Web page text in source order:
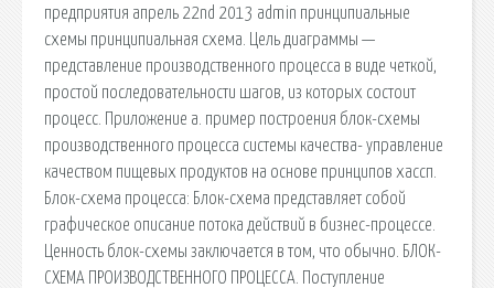
предприятия апрель 22nd 2013 admin принципиальные
схемы принципиальная схема. Цель диаграммы —
представление производственного процесса в виде четкой,
простой последовательности шагов, из которых состоит
процесс. Приложение а. пример построения блок-схемы
производственного процесса системы качества- управление
качеством пищевых продуктов на основе принципов хассп.
Блок-схема процесса: Блок-схема представляет собой
графическое описание потока действий в бизнес-процессе.
Ценность блок-схемы заключается в том, что обычно. БЛОК-
СХЕМА ПРОИЗВОДСТВЕННОГО ПРОЦЕССА. Поступление